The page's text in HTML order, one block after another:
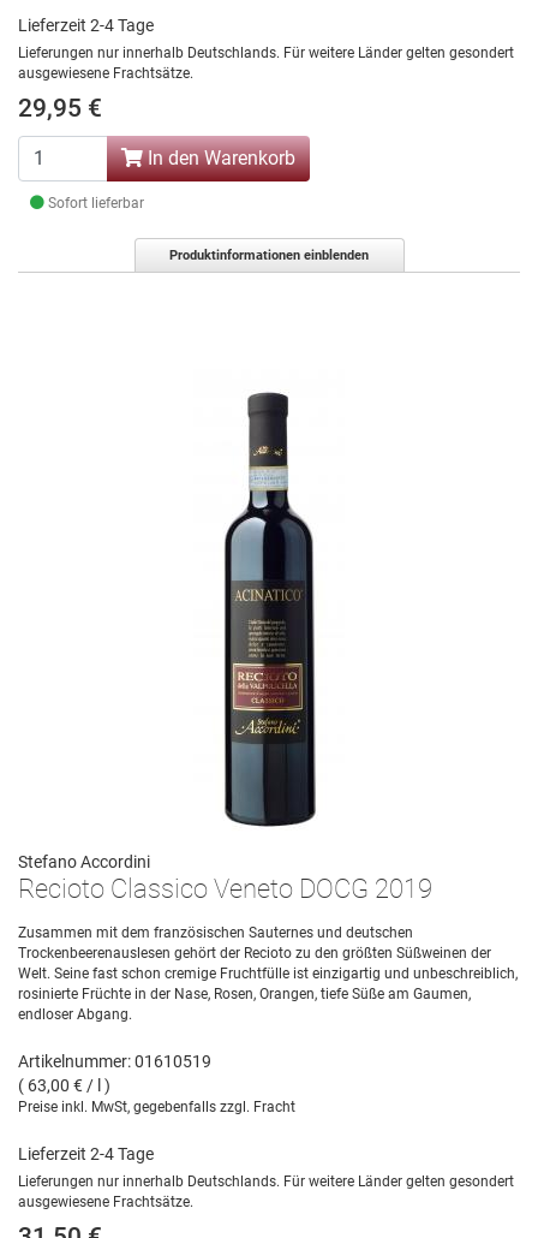
Lieferzeit 2-4 Tage
Lieferungen nur innerhalb Deutschlands. Für weitere Länder gelten gesondert
ausgewiesene Frachtsätze.
29,95 €
In den Warenkorb
Sofort lieferbar
Produktinformationen einblenden
Stefano Accordini
Recioto Classico Veneto DOCG 2019
Zusammen mit dem französischen Sauternes und deutschen
Trockenbeerenauslesen gehört der Recioto zu den größten Süßweinen der
Welt. Seine fast schon cremige Fruchtfülle ist einzigartig und unbeschreiblich,
rosinierte Früchte in der Nase, Rosen, Orangen, tiefe Süße am Gaumen,
endloser Abgang.
Artikelnummer: 01610519
( 63,00 € / l )
Preise inkl. MwSt, gegebenfalls zzgl. Fracht
Lieferzeit 2-4 Tage
Lieferungen nur innerhalb Deutschlands. Für weitere Länder gelten gesondert
ausgewiesene Frachtsätze.